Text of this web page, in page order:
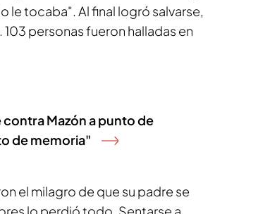
le tocaba". Al final logró salvarse,
personas fueron halladas en
contra Mazón a punto de
de memoria"
el milagro de que su padre se